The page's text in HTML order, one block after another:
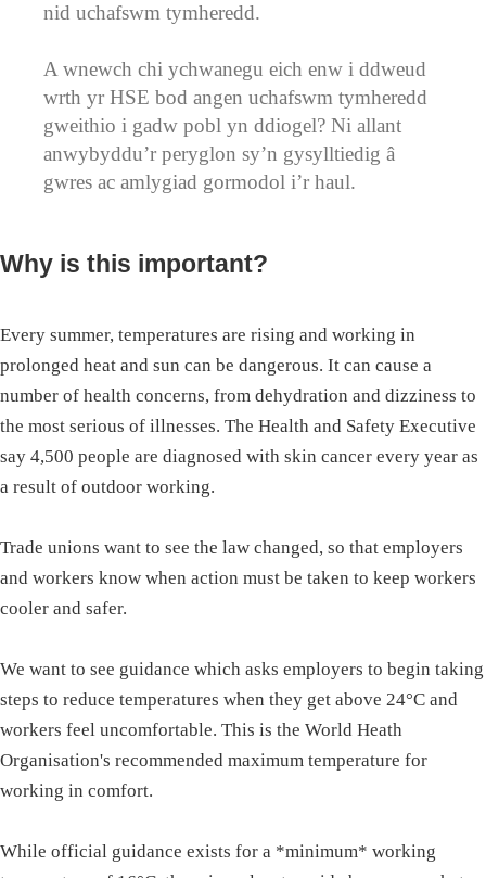
nid uchafswm tymheredd.
A wnewch chi ychwanegu eich enw i ddweud
wrth yr HSE bod angen uchafswm tymheredd
gweithio i gadw pobl yn ddiogel? Ni allant
anwybyddu’r peryglon sy’n gysylltiedig â
gwres ac amlygiad gormodol i’r haul.
Why is this important?
Every summer, temperatures are rising and working in
prolonged heat and sun can be dangerous. It can cause a
number of health concerns, from dehydration and dizziness to
the most serious of illnesses. The Health and Safety Executive
say 4,500 people are diagnosed with skin cancer every year as
a result of outdoor working.
Trade unions want to see the law changed, so that employers
and workers know when action must be taken to keep workers
cooler and safer.
We want to see guidance which asks employers to begin taking
steps to reduce temperatures when they get above 24°C and
workers feel uncomfortable. This is the World Heath
Organisation's recommended maximum temperature for
working in comfort.
While official guidance exists for a *minimum* working